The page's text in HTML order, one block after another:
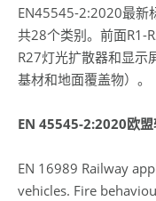
EN45545-2:2020最新
共28个类别。前面R1-
R27灯光扩散器和显示
基材和地面覆盖物）。
EN 45545-2:2020欧
EN 16989 Railway
vehicles. Fire